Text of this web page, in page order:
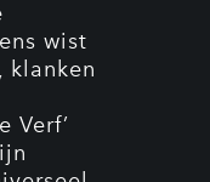
wist
klanken
Verf’